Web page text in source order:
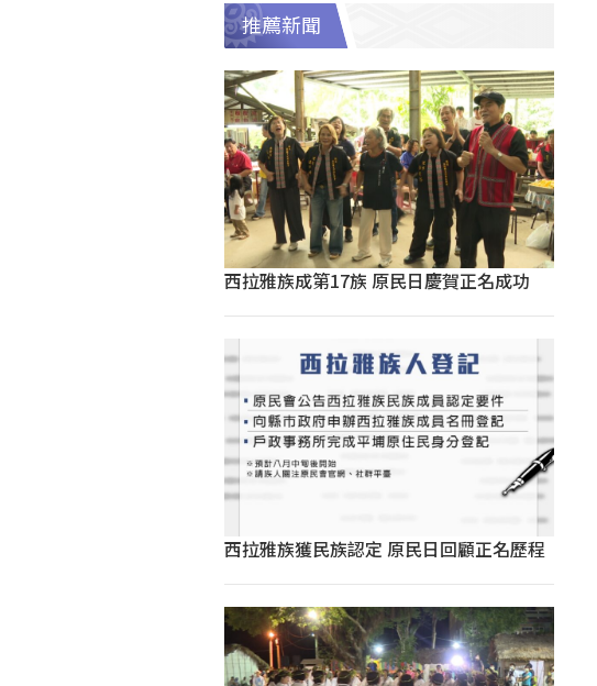
推薦新聞
西拉雅族成第17族 原民日慶賀正名成功
西拉雅族獲民族認定 原民日回顧正名歷程